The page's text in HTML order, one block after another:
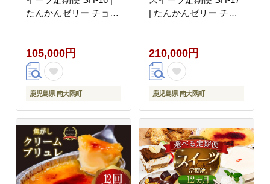
たんかんゼリー チョコ
ぷりん 果肉入り タンカ
ン 辺塚だいだい 贅沢
ご褒美 フルーツ ゼリー
手作り おしゃれ 限定ス
産地直送 オリジナル ギ
フトボックス 定期便 鹿
児島県 南大隅町
31℃LINE花子
105,000円
鹿児島県 南大隅町
| たんかんゼリー チョ
ン ぷりん 果肉入り タ
ンカン 辺塚だいだい 贅
沢 ご褒美 フルーツ ゼ
リー 手作り おしゃれ
ー 冷凍 産地直送 オリ
ジナル ギフトボックス
定期便 鹿児島県 南大隅
町 31℃LINE花子
210,000円
鹿児島県 南大隅町